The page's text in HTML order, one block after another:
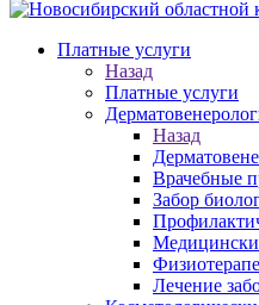
Платные услуги
Назад
Платные услуги
Назад
Врачебные
Забор
Лечение